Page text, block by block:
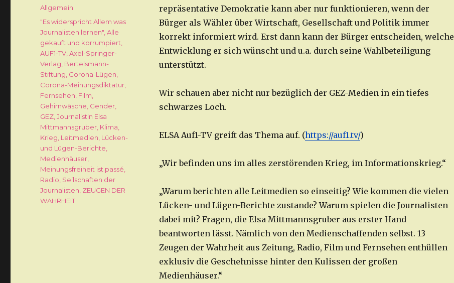
repräsentative Demokratie kann aber nur funktionieren, wenn der
Bürger als Wähler über Wirtschaft, Gesellschaft und Politik immer
korrekt informiert wird. Erst dann kann der Bürger entscheiden, welche
Entwicklung er sich wünscht und u.a. durch seine Wahlbeteiligung
unterstützt.
Wir schauen aber nicht nur bezüglich der GEZ-Medien in ein tiefes
schwarzes Loch.
ELSA Auf1-TV greift das Thema auf. (https://auf1.tv/)
„Wir befinden uns im alles zerstörenden Krieg, im Informationskrieg.“
„Warum berichten alle Leitmedien so einseitig? Wie kommen die vielen
Lücken- und Lügen-Berichte zustande? Warum spielen die Journalisten
dabei mit? Fragen, die Elsa Mittmannsgruber aus erster Hand
beantworten lässt. Nämlich von den Medienschaffenden selbst. 13
Zeugen der Wahrheit aus Zeitung, Radio, Film und Fernsehen enthüllen
exklusiv die Geschehnisse hinter den Kulissen der großen
Medienhäuser.“
am
Kategorien
Allgemein
Schlagwörter
"Es widerspricht Allem was
Journalisten lernen" ,Alle
gekauft und korrumpiert
AUF1-TV ,Axel-Springer-
Verlag Bertelsmann-
Stiftung Corona-Lügen
Corona-Meinungsdiktatur
Fernsehen Film
Gehirnwäsche Gender
GEZ ,Journalistin Elsa
Mittmannsgruber Klima
Krieg Leitmedien Lücken-
und Lügen-Berichte
Medienhäuser
Meinungsfreiheit ist passé
Radio Seilschaften der
Journalisten ZEUGEN DER
WAHRHEIT